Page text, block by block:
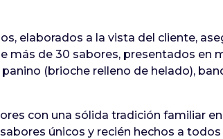
elaborados a la vista del cliente,
más de 30 sabores, presentados en
(brioche relleno de helado),
con una sólida tradición familiar
únicos y recién hechos a todos